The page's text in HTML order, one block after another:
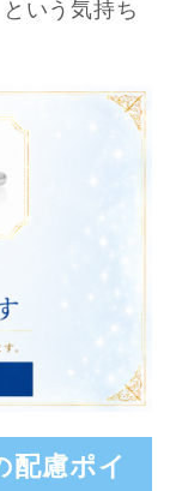
いう気持ち
配慮ポイ